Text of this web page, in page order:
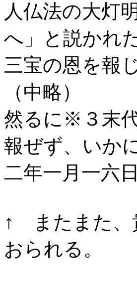
人仏法の大灯
へ」と説かれ
三宝の恩を報
（中略）
然るに※３末
報ぜず、いか
二年一月一
↑ またまた、
おられる。